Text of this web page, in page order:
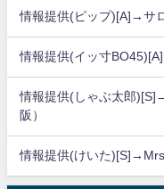
情報提供(ピップ)[A]→サ
情報提供(イッ寸
情報提供(しゃぶ太郎
阪）
情報提供(けいた